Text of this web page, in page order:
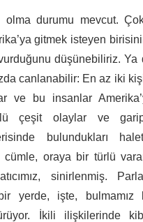
olma durumu mevcut.
gitmek isteyen
düşünebiliriz. Ya
canlanabilir: En az iki
ve bu insanlar
çeşit olaylar ve
bulundukları
oraya bir türlü
sinirlenmiş.
yerde, işte, bulmamız
İkili ilişkilerinde